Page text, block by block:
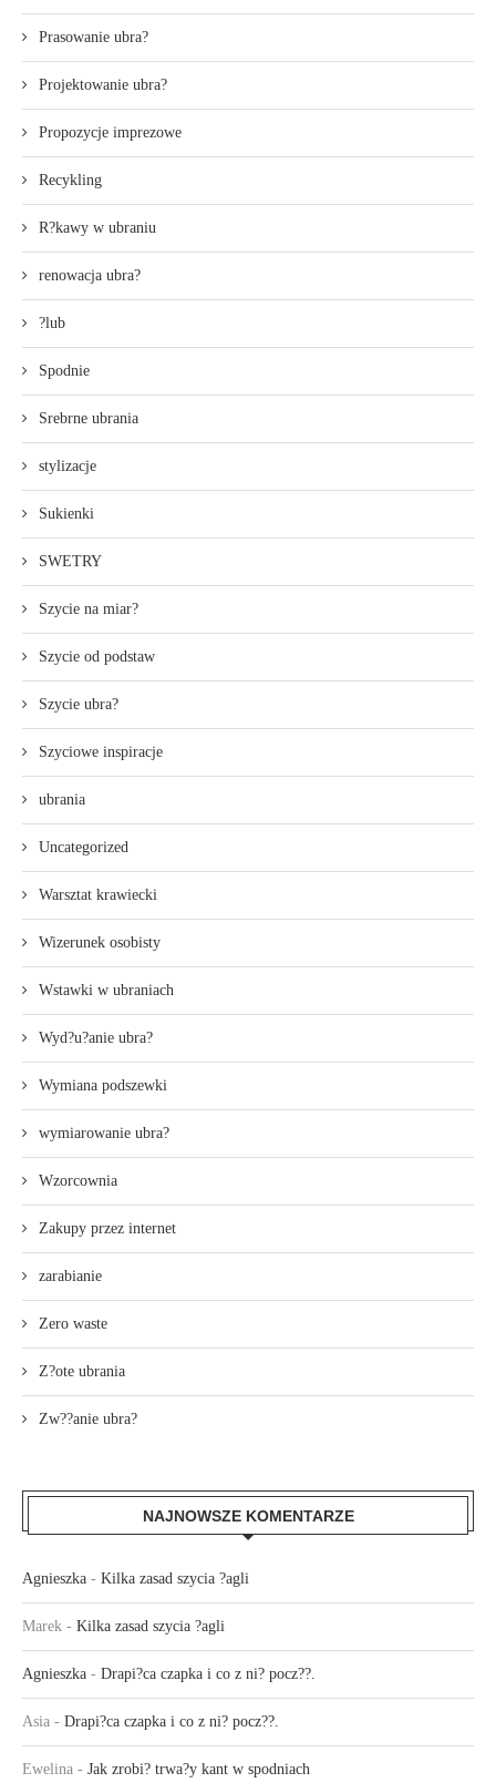
Prasowanie ubra?
Projektowanie ubra?
Propozycje imprezowe
Recykling
R?kawy w ubraniu
renowacja ubra?
?lub
Spodnie
Srebrne ubrania
stylizacje
Sukienki
SWETRY
Szycie na miar?
Szycie od podstaw
Szycie ubra?
Szyciowe inspiracje
ubrania
Uncategorized
Warsztat krawiecki
Wizerunek osobisty
Wstawki w ubraniach
Wyd?u?anie ubra?
Wymiana podszewki
wymiarowanie ubra?
Wzorcownia
Zakupy przez internet
zarabianie
Zero waste
Z?ote ubrania
Zw??anie ubra?
NAJNOWSZE KOMENTARZE
Agnieszka - Kilka zasad szycia ?agli
Marek - Kilka zasad szycia ?agli
Agnieszka - Drapi?ca czapka i co z ni? pocz??.
Asia - Drapi?ca czapka i co z ni? pocz??.
Ewelina - Jak zrobi? trwa?y kant w spodniach